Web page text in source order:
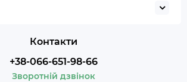
Контакти
+38-066-651-98-66
Зворотній дзвінок